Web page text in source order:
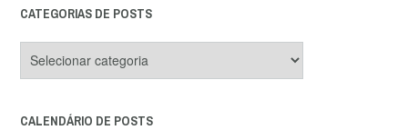
CATEGORIAS DE POSTS
de
CALENDÁRIO DE POSTS